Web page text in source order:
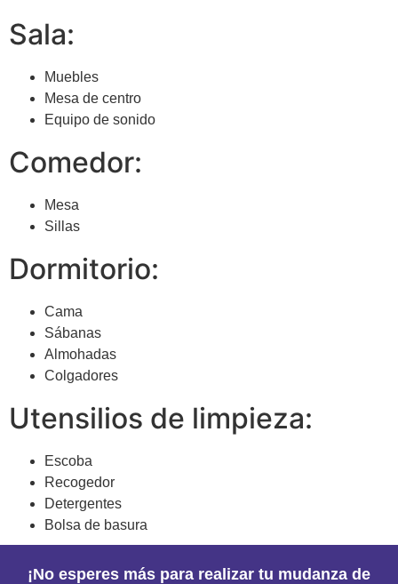
Sala:
Muebles
Mesa de centro
Equipo de sonido
Comedor:
Mesa
Sillas
Dormitorio:
Cama
Sábanas
Almohadas
Colgadores
Utensilios de limpieza:
Escoba
Recogedor
Detergentes
Bolsa de basura
¡No esperes más para realizar tu mudanza de